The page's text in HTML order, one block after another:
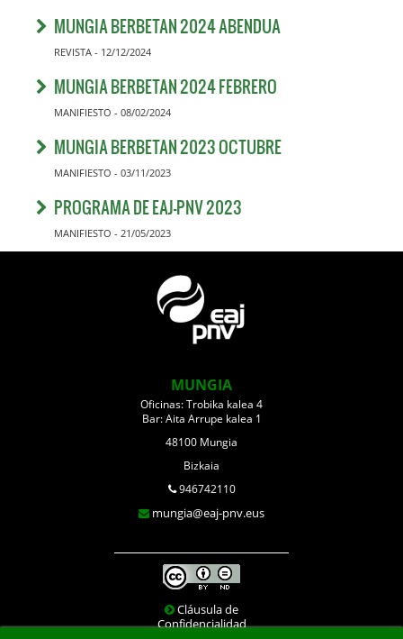
MUNGIA BERBETAN 2024 ABENDUA
REVISTA - 12/12/2024
MUNGIA BERBETAN 2024 FEBRERO
MANIFIESTO - 08/02/2024
MUNGIA BERBETAN 2023 OCTUBRE
MANIFIESTO - 03/11/2023
PROGRAMA DE EAJ-PNV 2023
MANIFIESTO - 21/05/2023
MUNGIA
Oficinas: Trobika kalea 4
Bar: Aita Arrupe kalea 1
48100 Mungia
Bizkaia
946742110
mungia@eaj-pnv.eus
Cláusula de
Confidencialidad